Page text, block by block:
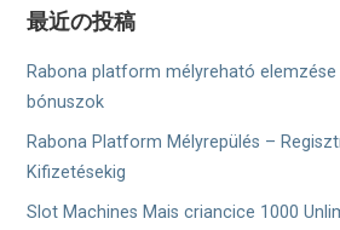
ー
シ
ョ
ン
最近の投稿
Rabona platform mélyreható
bónuszok
Rabona Platform Mélyrepülés –
Kifizetésekig
Slot Machines Mais criancice 1000